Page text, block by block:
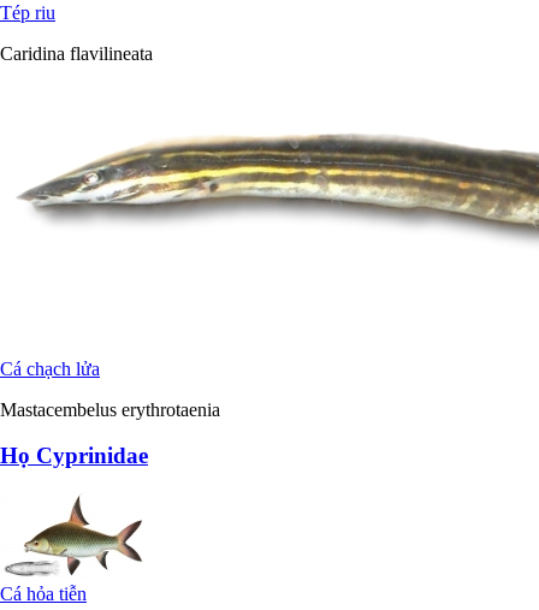
Tép riu
Caridina flavilineata
Cá chạch lửa
Mastacembelus erythrotaenia
Họ Cyprinidae
Cá hỏa tiễn